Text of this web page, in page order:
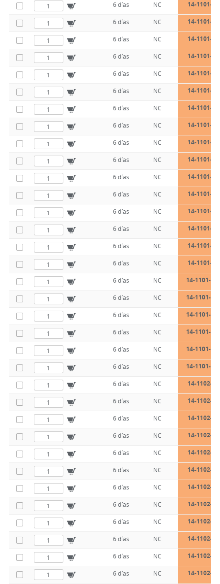
6 días NC 14-1101-
6 días NC 14-1101-
6 días NC 14-1101-
6 días NC 14-1101-
6 días NC 14-1101-
6 días NC 14-1101-
6 días NC 14-1101-
6 días NC 14-1101-
6 días NC 14-1101-
6 días NC 14-1101-
6 días NC 14-1101-
6 días NC 14-1101-
6 días NC 14-1101-
6 días NC 14-1101-
6 días NC 14-1101-
6 días NC 14-1101-
6 días NC 14-1101-
6 días NC 14-1101-
6 días NC 14-1101-
6 días NC 14-1101-
6 días NC 14-1101-
6 días NC 14-1101-
6 días NC 14-1102-
6 días NC 14-1102-
6 días NC 14-1102-
6 días NC 14-1102-
6 días NC 14-1102-
6 días NC 14-1102-
6 días NC 14-1102-
6 días NC 14-1102-
6 días NC 14-1102-
6 días NC 14-1102-
6 días NC 14-1102-
6 días NC 14-1102-